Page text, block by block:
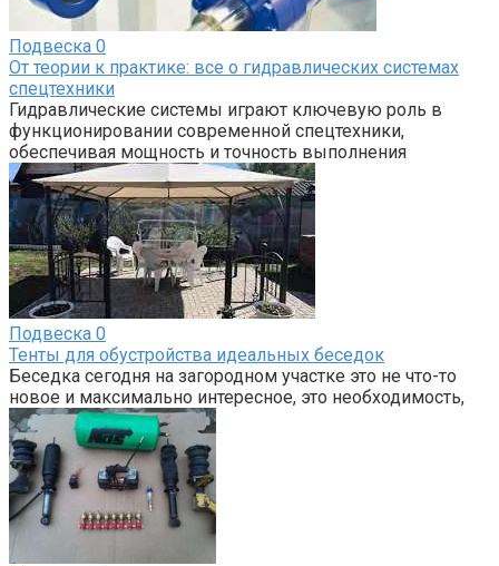
Подвеска 0
От теории к практике: все о гидравлических системах
спецтехники
Гидравлические системы играют ключевую роль в
функционировании современной спецтехники,
обеспечивая мощность и точность выполнения
Подвеска 0
Тенты для обустройства идеальных беседок
Беседка сегодня на загородном участке это не что-то
новое и максимально интересное, это необходимость,